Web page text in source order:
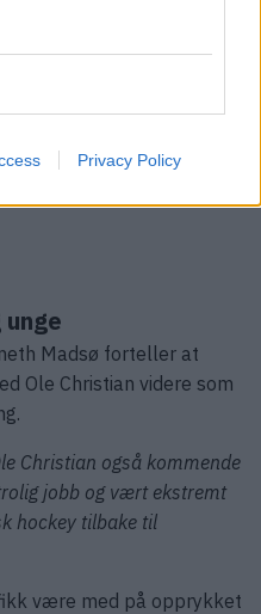
Privacy Policy
å si tusen takk til alle
og frivillige – og
gjennom alle disse årene,
Madsø forteller at
Ole Christian videre som
Christian også kommende
jobb og vært ekstremt
hockey tilbake til
være med på opprykket